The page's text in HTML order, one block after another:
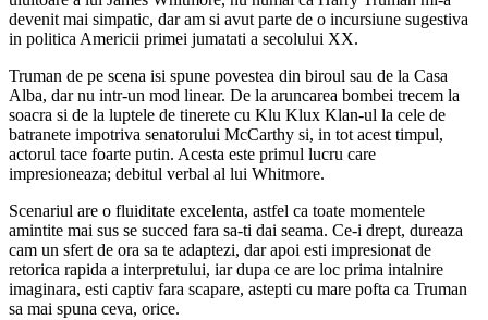
devenit mai simpatic, dar am si avut parte de o incursiune sugestiva
in politica Americii primei jumatati a secolului XX.
Truman de pe scena isi spune povestea din biroul sau de la Casa
Alba, dar nu intr-un mod linear. De la aruncarea bombei trecem la
soacra si de la luptele de tinerete cu Klu Klux Klan-ul la cele de
batranete impotriva senatorului McCarthy si, in tot acest timpul,
actorul tace foarte putin. Acesta este primul lucru care
impresioneaza; debitul verbal al lui Whitmore.
Scenariul are o fluiditate excelenta, astfel ca toate momentele
amintite mai sus se succed fara sa-ti dai seama. Ce-i drept, dureaza
cam un sfert de ora sa te adaptezi, dar apoi esti impresionat de
retorica rapida a interpretului, iar dupa ce are loc prima intalnire
imaginara, esti captiv fara scapare, astepti cu mare pofta ca Truman
sa mai spuna ceva, orice.